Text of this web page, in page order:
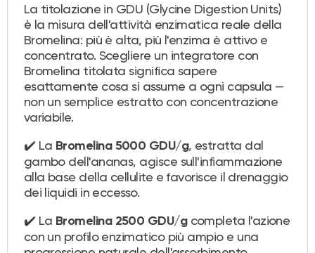
La titolazione in GDU (Glycine Digestion Units)
è la misura dell'attività enzimatica reale della
Bromelina: più è alta, più l'enzima è attivo e
concentrato. Scegliere un integratore con
Bromelina titolata significa sapere
esattamente cosa si assume a ogni capsula —
non un semplice estratto con concentrazione
variabile.
✔️ La Bromelina 5000 GDU/g, estratta dal
gambo dell'ananas, agisce sull'infiammazione
alla base della cellulite e favorisce il drenaggio
dei liquidi in eccesso.
✔️ La Bromelina 2500 GDU/gcompleta l'azione
con un profilo enzimatico più ampio e una